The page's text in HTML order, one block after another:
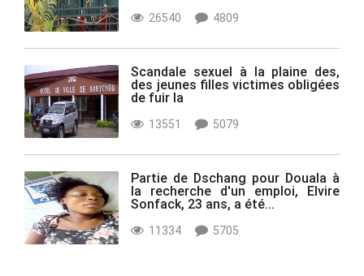
26540 4809
Scandale sexuel à la plaine des,
des jeunes filles victimes obligées
de fuir la
13551 5079
Partie de Dschang pour Douala à
la recherche d'un emploi, Elvire
Sonfack, 23 ans, a été...
11334 5705